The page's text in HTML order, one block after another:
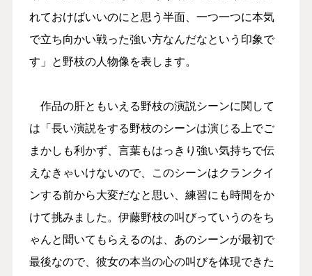
れておけばいいのにと思う半面、一つ一つに本気
で立ち向かい戦った強い方なんだなという印象で
す」と野枝の人物像を表します。
作品の肝ともいえる野枝の演説シーンに関して
は「長い演説をする野枝のシーンは演じる上でご
まかしも利かず、言葉もはっきり強い気持ちで伝
えなきゃいけないので、このシーンはクランクイ
ンする前から大変だなと思い、練習にも時間をか
けて挑みました。伊藤野枝の叫びっていうのをち
ゃんと聞いてもらえるのは、あのシーンが最初で
最後なので、彼女の本当の心の叫びを体現できた